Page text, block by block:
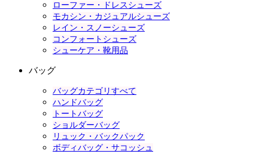
ローファー・ドレスシューズ
モカシン・カジュアルシューズ
レイン・スノーシューズ
コンフォートシューズ
シューケア・靴用品
バッグ
バッグカテゴリすべて
ハンドバッグ
トートバッグ
ショルダーバッグ
リュック・バックパック
ボディバッグ・サコッシュ